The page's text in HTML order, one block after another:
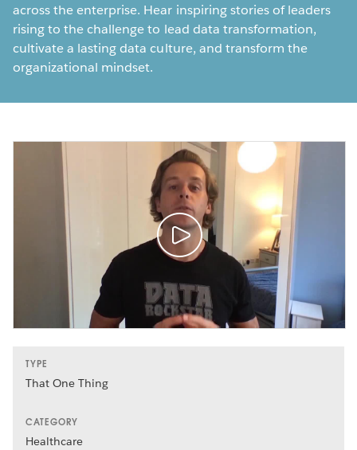
across the enterprise. Hear inspiring stories of leaders
rising to the challenge to lead data transformation,
cultivate a lasting data culture, and transform the
organizational mindset.
TYPE
That One Thing
CATEGORY
Healthcare